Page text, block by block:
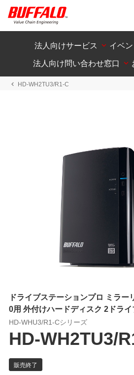
法人向けサービス
イベ
法人向け問い合わせ窓口
HD-WH2TU3/R1-C
ドライブステーションプロ ミラ
0用 外付けハードディスク 2ドラ
HD-WHU3/R1-Cシリーズ
HD-WH2TU3/